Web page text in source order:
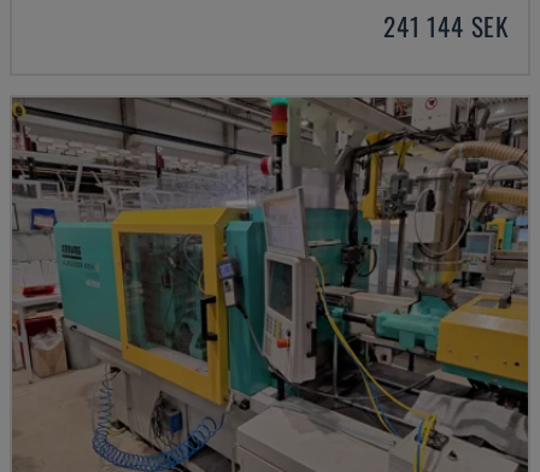
241 144 SEK